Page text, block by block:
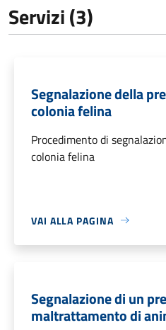
Servizi (3)
Segnalazione della
colonia felina
Procedimento di
colonia felina
VAI ALLA PAGINA
Segnalazione di un
maltrattamento di